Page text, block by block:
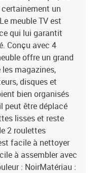
allie style moderne et
n'importe quelle pièce. 2).
bois contreplaqué pour
fiables. 3).
4 compartiments ouverts
récepteurs, disques et
: équipé de 4 roulettes
facile et de 2 roulettes
Entretien et montage
humide et rapide à
Couleur : Noir
un
meuble TV est
qui lui garantit
Conçu avec 4
offre un grand
magazines,
disques et
bien organisés
peut être déplacé
lisses et reste
2 roulettes
facile à nettoyer
à assembler avec
: NoirMatériau :